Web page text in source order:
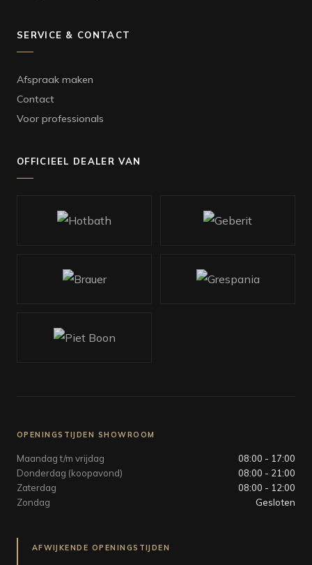
SERVICE & CONTACT
Afspraak maken
Contact
Voor professionals
OFFICIEEL DEALER VAN
OPENINGSTIJDEN SHOWROOM
Maandag t/m vrijdag
08:00 - 17:00
Donderdag (koopavond)
08:00 - 21:00
Zaterdag
08:00 - 12:00
Zondag
Gesloten
AFWIJKENDE OPENINGSTIJDEN